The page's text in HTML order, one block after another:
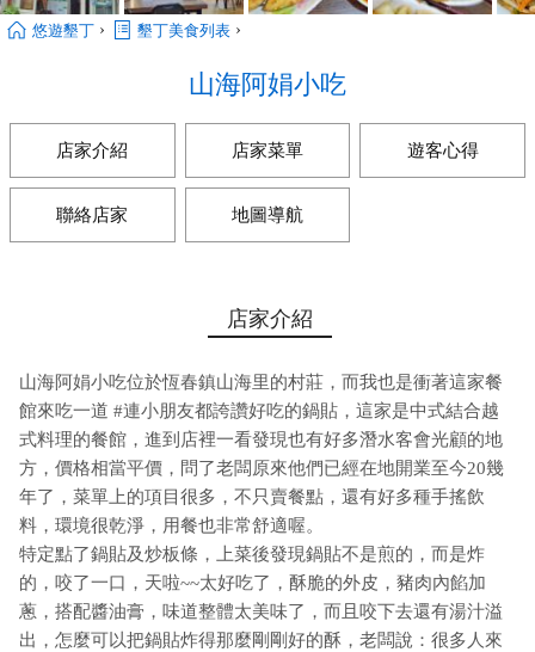
悠遊墾丁 › 墾丁美食列表 ›
山海阿娟小吃
店家介紹 店家菜單 遊客心得
聯絡店家 地圖導航
店家介紹
山海阿娟小吃位於恆春鎮山海里的村莊，而我也是衝著這家餐
館來吃一道 #連小朋友都誇讚好吃的鍋貼，這家是中式結合越
式料理的餐館，進到店裡一看發現也有好多潛水客會光顧的地
方，價格相當平價，問了老闆原來他們已經在地開業至今20幾
年了，菜單上的項目很多，不只賣餐點，還有好多種手搖飲
料，環境很乾淨，用餐也非常舒適喔。
特定點了鍋貼及炒板條，上菜後發現鍋貼不是煎的，而是炸
的，咬了一口，天啦~~太好吃了，酥脆的外皮，豬肉內餡加
蔥，搭配醬油膏，味道整體太美味了，而且咬下去還有湯汁溢
出，怎麼可以把鍋貼炸得那麼剛剛好的酥，老闆說：很多人來